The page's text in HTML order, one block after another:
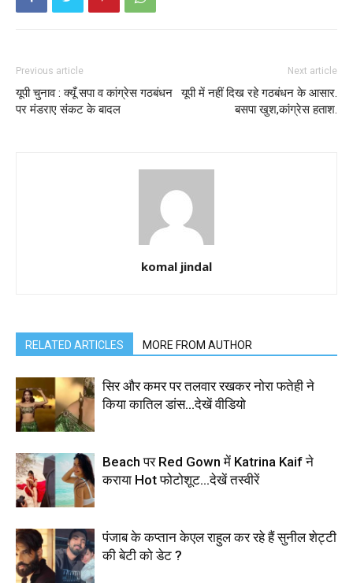
Previous article
यूपी चुनाव : क्यूँ सपा व कांग्रेस गठबंधन
पर मंडराए संकट के बादल
Next article
यूपी में नहीं दिख रहे गठबंधन के आसार.
बसपा खुश,कांग्रेस हताश.
komal jindal
RELATED ARTICLES MORE FROM AUTHOR
सिर और कमर पर तलवार रखकर नोरा फतेही ने
किया कातिल डांस…देखें वीडियो
Beach पर Red Gown में Katrina Kaif ने
कराया Hot फोटोशूट…देखें तस्वीरें
पंजाब के कप्तान केएल राहुल कर रहे हैं सुनील शेट्टी
की बेटी को डेट ?